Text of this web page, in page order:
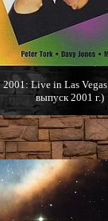
2001: Live in Las
выпуск 2001 г.)